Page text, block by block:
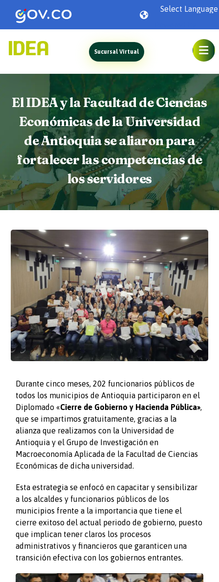
Sucursal Virtual
El IDEA y la Facultad de Ciencias
Económicas de la Universidad
de Antioquia se aliaron para
fortalecer las competencias de
los servidores
Durante cinco meses, 202 funcionarios públicos de
todos los municipios de Antioquia participaron en el
Diplomado «Cierre de Gobierno y Hacienda Pública»,
que se impartimos gratuitamente, gracias a la
alianza que realizamos con la Universidad de
Antioquia y el Grupo de Investigación en
Macroeconomía Aplicada de la Facultad de Ciencias
Económicas de dicha universidad.
Esta estrategia se enfocó en capacitar y sensibilizar
a los alcaldes y funcionarios públicos de los
municipios frente a la importancia que tiene el
cierre exitoso del actual periodo de gobierno, puesto
que implican tener claros los procesos
administrativos y financieros que garanticen una
transición efectiva con los gobiernos entrantes.